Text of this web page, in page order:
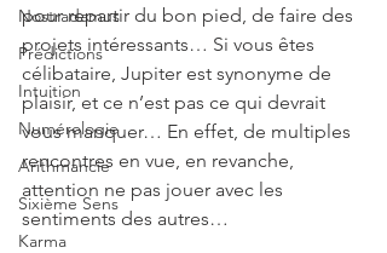
Nostradamus
Prédictions
Intuition
Numérologie
Arithmancie
Sixième Sens
Karma
pour repartir du bon pied, de faire des
projets intéressants… Si vous êtes
célibataire, Jupiter est synonyme de
plaisir, et ce n’est pas ce qui devrait
vous manquer… En effet, de multiples
rencontres en vue, en revanche,
attention ne pas jouer avec les
sentiments des autres…